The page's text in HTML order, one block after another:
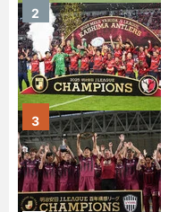
2
3